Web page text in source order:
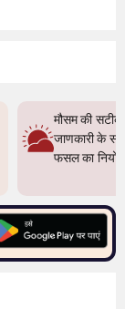
मौसम की सटीक
जाणकारी के
फसल का